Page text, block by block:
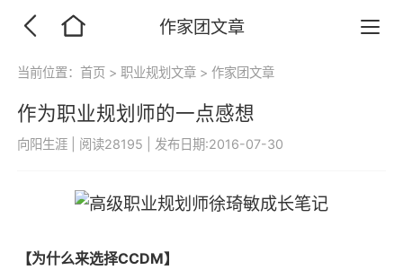
作家团文章
当前位置：首页 > 职业规划文章 > 作家团文章
作为职业规划师的一点感想
向阳生涯 阅读28195 发布日期:2016-07-30
【为什么来选择CCDM】